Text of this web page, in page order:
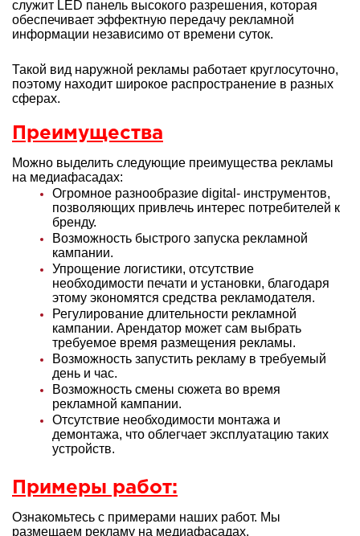
служит LED панель высокого разрешения, которая
обеспечивает эффектную передачу рекламной
информации независимо от времени суток.
Такой вид наружной рекламы работает круглосуточно,
поэтому находит широкое распространение в разных
сферах.
Преимущества
Можно выделить следующие преимущества рекламы
на медиафасадах:
Огромное разнообразие digital- инструментов,
позволяющих привлечь интерес потребителей к
бренду.
Возможность быстрого запуска рекламной
кампании.
Упрощение логистики, отсутствие
необходимости печати и установки, благодаря
этому экономятся средства рекламодателя.
Регулирование длительности рекламной
кампании. Арендатор может сам выбрать
требуемое время размещения рекламы.
Возможность запустить рекламу в требуемый
день и час.
Возможность смены сюжета во время
рекламной кампании.
Отсутствие необходимости монтажа и
демонтажа, что облегчает эксплуатацию таких
устройств.
Примеры работ:
Ознакомьтесь с примерами наших работ. Мы
размещаем рекламу на медиафасадах.